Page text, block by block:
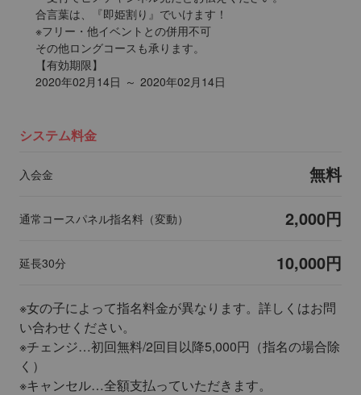
合言葉は、『即姫割り』でいけます！
※フリー・他イベントとの併用不可
その他ロングコースも承ります。
【有効期限】
2020年02月14日 ～ 2020年02月14日
システム料金
入会金 無料
通常コースパネル指名料（変動） 2,000円
延長30分 10,000円
※女の子によって指名料金が異なります。詳しくはお問
い合わせください。
※チェンジ…初回無料/2回目以降5,000円（指名の場合除
く）
※キャンセル…全額支払っていただきます。